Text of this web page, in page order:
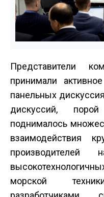
Представители
принимали
панельных
дискуссий,
поднималось
взаимодействия
морской